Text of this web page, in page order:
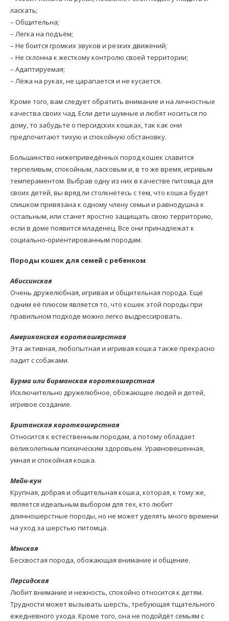
ласкать;
– Общительна;
– Легка на подъём;
– Не боится громких звуков и резких движений;
– Не склонна к жесткому контролю своей территории;
– Адаптируемая;
– Лёжа на руках, не царапается и не кусается.
Кроме того, вам следует обратить внимание и на личностные
качества своих чад. Если дети шумные и любят носиться по
дому, то забудьте о персидских кошках, так как они
предпочитают тихую и спокойную обстановку.
Большинство нижеприведённых пород кошек славится
терпеливым, спокойным, ласковым и, в то же время, игривым
темпераментом. Выбрав одну из них в качестве питомца для
своих детей, вы вряд ли столкнётесь с тем, что кошка будет
слишком привязана к одному члену семьи и равнодушна к
остальным, или станет яростно защищать свою территорию,
если в доме появится младенец. Все они принадлежат к
социально-ориентированным породам.
Породы кошек для семей с ребенком
Абиссинская
Очень дружелюбная, игривая и общительная порода. Ещё
одним её плюсом является то, что кошек этой породы при
правильном подходе можно легко выдрессировать.
Американская короткошерстная
Эта активная, любопытная и игривая кошка также прекрасно
ладит с собаками.
Бурма или бирманская короткошерстная
Исключительно дружелюбное, обожающее людей и детей,
игривое создание.
Британская короткошерстная
Относится к естественным породам, а потому обладает
великолепным психическим здоровьем. Уравновешенная,
умная и спокойная кошка.
Мейн-кун
Крупная, добрая и общительная кошка, которая, к тому же,
является идеальным выбором для тех, кто любит
длинношерстные породы, но не может уделять много времени
на уход за шерстью питомца.
Мэнская
Бесхвостая порода, обожающая внимание и общение.
Персидская
Любит внимание и нежность, спокойно относится к детям.
Трудности может вызывать шерсть, требующая тщательного
ежедневного ухода. Кроме того, она не подойдёт семьям с